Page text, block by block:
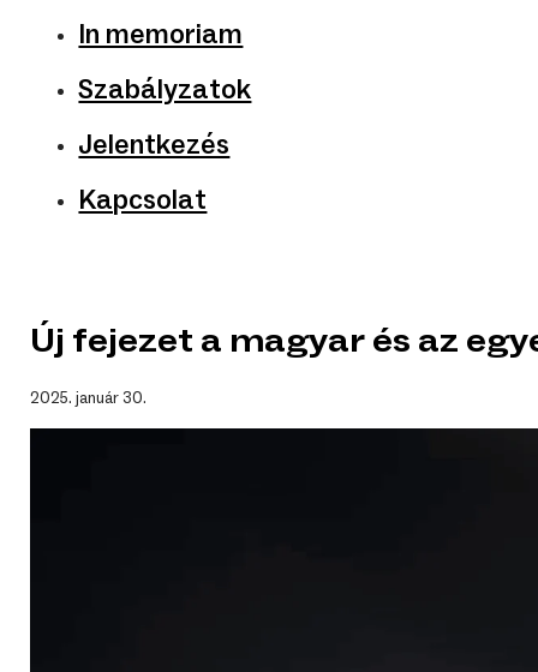
In memoriam
Szabályzatok
Jelentkezés
Kapcsolat
Új fejezet a magyar és az
2025. január 30.